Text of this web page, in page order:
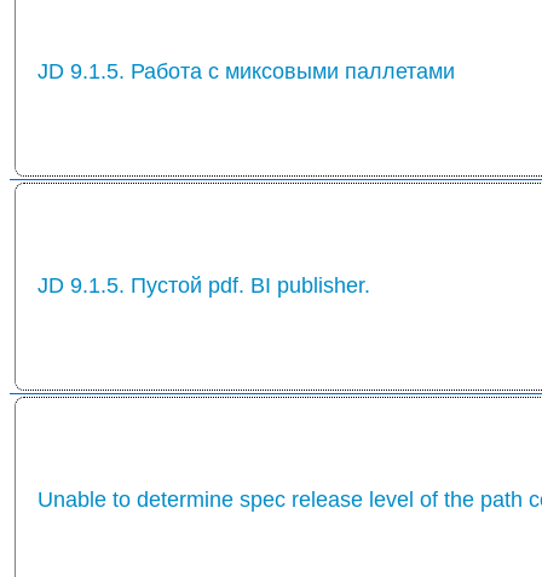
JD 9.1.5. Работа с миксовыми паллетами
JD 9.1.5. Пустой pdf. BI publisher.
Unable to determine spec release level of the path